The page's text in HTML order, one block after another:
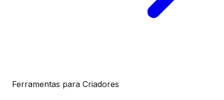
Ferramentas para Criadores